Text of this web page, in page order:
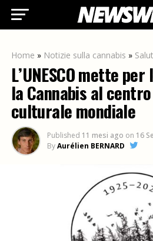
Home » Notizie sulla cannabis »
L’UNESCO mette
la Cannabis al
culturale mondiale
Published 11 mesi ago on 16
ByAurélien BERNARD